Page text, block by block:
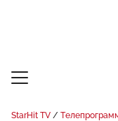
StarHit TV